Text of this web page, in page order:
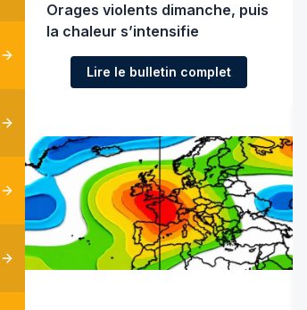
Orages violents dimanche, puis
la chaleur s’intensifie
Lire le bulletin complet